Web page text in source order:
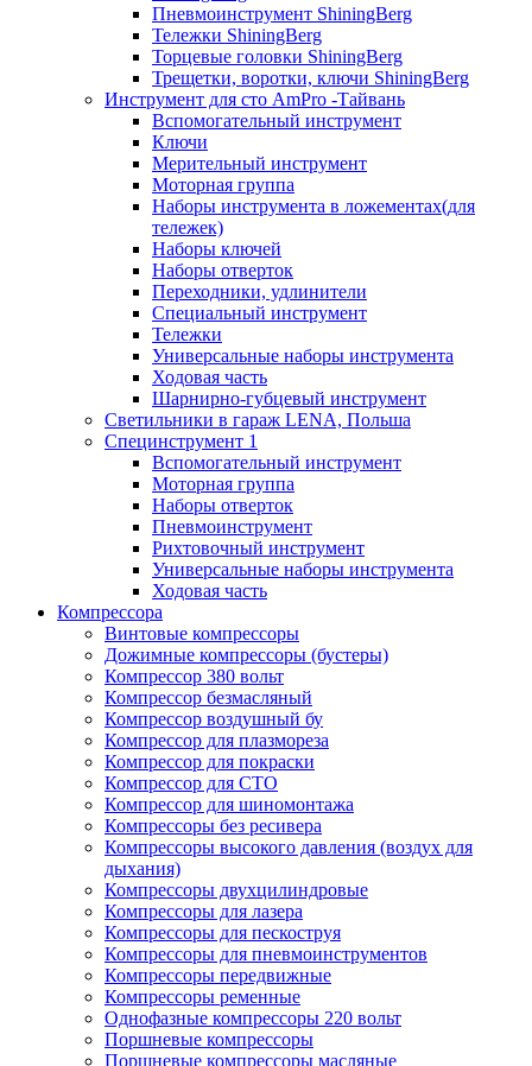
Пневмоинструмент ShiningBerg
Тележки ShiningBerg
Торцевые головки ShiningBerg
Трещетки, воротки, ключи ShiningBerg
Инструмент для сто AmPro -Тайвань
Вспомогательный инструмент
Ключи
Мерительный инструмент
Моторная группа
Наборы инструмента в ложементах(для
тележек)
Наборы ключей
Наборы отверток
Переходники, удлинители
Специальный инструмент
Тележки
Универсальные наборы инструмента
Ходовая часть
Шарнирно-губцевый инструмент
Светильники в гараж LENA, Польша
Специнструмент 1
Вспомогательный инструмент
Моторная группа
Наборы отверток
Пневмоинструмент
Рихтовочный инструмент
Универсальные наборы инструмента
Ходовая часть
Компрессора
Винтовые компрессоры
Дожимные компрессоры (бустеры)
Компрессор 380 вольт
Компрессор безмасляный
Компрессор воздушный бу
Компрессор для плазмореза
Компрессор для покраски
Компрессор для СТО
Компрессор для шиномонтажа
Компрессоры без ресивера
Компрессоры высокого давления (воздух для
дыхания)
Компрессоры двухцилиндровые
Компрессоры для лазера
Компрессоры для пескоструя
Компрессоры для пневмоинструментов
Компрессоры передвижные
Компрессоры ременные
Однофазные компрессоры 220 вольт
Поршневые компрессоры
Поршневые компрессоры масляные